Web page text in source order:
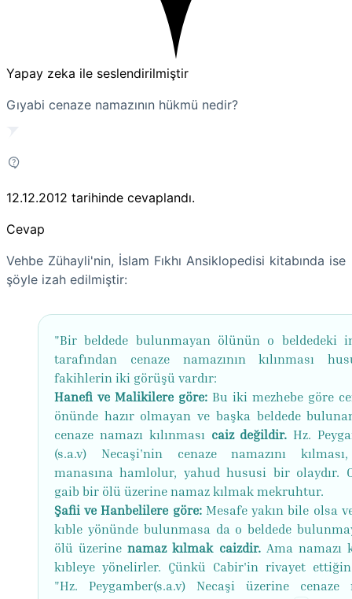
Yapay zeka ile seslendirilmiştir
Gıyabi cenaze namazının hükmü nedir?
12.12.2012 tarihinde cevaplandı.
Cevap
Vehbe Zühayli'nin, İslam Fıkhı Ansiklopedisi kitabında ise
şöyle izah edilmiştir:
"Bir beldede bulunmayan ölünün o beldedeki
tarafından cenaze namazının kılınması
fakihlerin iki görüşü vardır:
Hanefi ve Malikilere göre: Bu iki mezhebe göre
önünde hazır olmayan ve başka beldede
cenaze namazı kılınması caiz değildir.Hz.
(s.a.v) Necaşi'nin cenaze namazını
manasına hamlolur, yahud hususi bir olaydır.
gaib bir ölü üzerine namaz kılmak mekruhtur.
Şafii ve Hanbelilere göre:Mesafe yakın bile olsa
kıble yönünde bulunmasa da o beldede
ölü üzerinenamaz kılmak caizdir. Ama namazı
kıbleye yönelirler. Çünkü Cabir'in rivayet
"Hz. Peygamber(s.a.v) Necaşi üzerine cenaze